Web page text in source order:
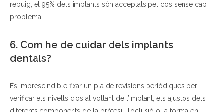
rebuig, el 95% dels implants són acceptats pel cos sense cap
problema.
6. Com he de cuidar dels implants
dentals?
És imprescindible fixar un pla de revisions periòdiques per
verificar els nivells d’os al voltant de l’implant, els ajustos dels